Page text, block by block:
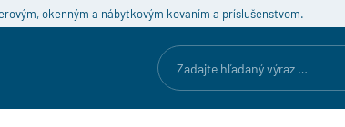
okenným a nábytkovým kovaním a príslušenstvom.